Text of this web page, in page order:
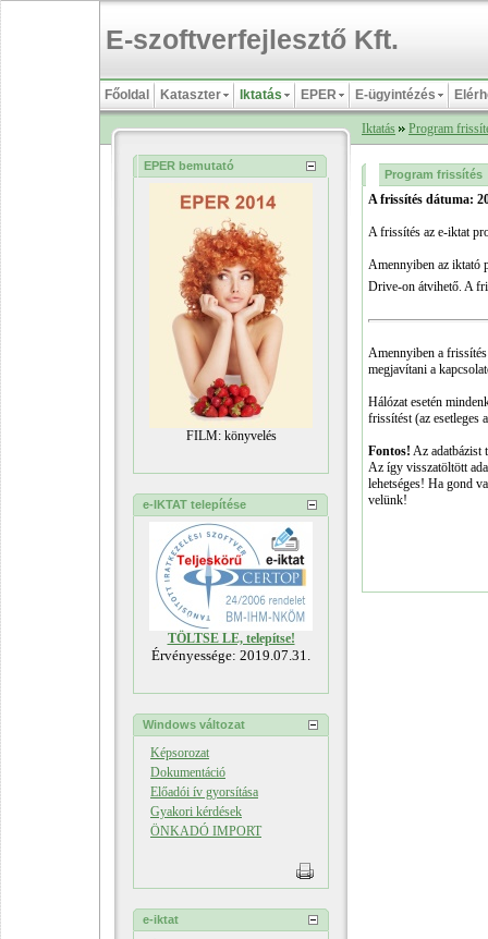
E-szoftverfejlesztő Kft.
Főoldal Kataszter Iktatás EPER E-ügyintézés
Iktatás Program
EPER bemutató
FILM: könyvelés
e-IKTAT telepítése
TÖLTSE LE, telepítse!
Érvényessége: 2019.07.31.
Windows változat
Képsorozat
Dokumentáció
Előadói ív gyorsítása
Gyakori kérdések
ÖNKADÓ IMPORT
e-iktat
Program frissítés
A frissítés dátuma:
A frissítés az e-iktat
Amennyiben az iktató
Drive-on átvihető. A
Amennyiben a
megjavítani a
Hálózat esetén
frissítést (az esetleges
Fontos! Az adatbázist
Az így visszatöltött
lehetséges! Ha gond
velünk!